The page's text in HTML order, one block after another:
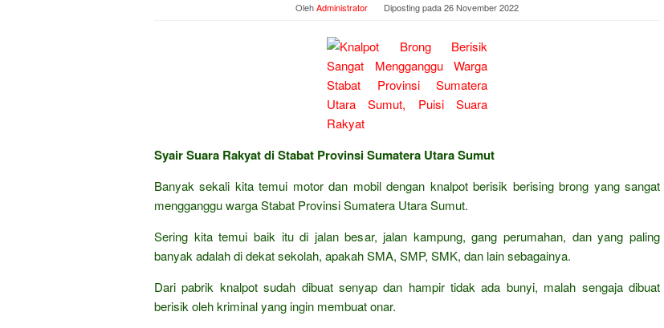
OlehAdministrator Diposting pada26 November 2022
Syair Suara Rakyat di Stabat Provinsi Sumatera Utara Sumut
Banyak sekali kita temui motor dan mobil dengan knalpot berisik berising brong yang sangat
mengganggu warga Stabat Provinsi Sumatera Utara Sumut.
Sering kita temui baik itu di jalan besar, jalan kampung, gang perumahan, dan yang paling
banyak adalah di dekat sekolah, apakah SMA, SMP, SMK, dan lain sebagainya.
Dari pabrik knalpot sudah dibuat senyap dan hampir tidak ada bunyi, malah sengaja dibuat
berisik oleh kriminal yang ingin membuat onar.